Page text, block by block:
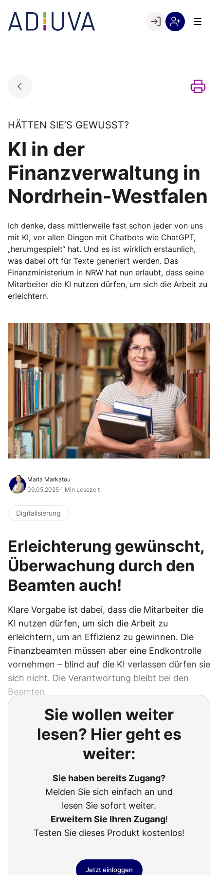
content
Go to landing page.
HÄTTEN SIE’S GEWUSST?
KI in der
Finanzverwaltung in
Nordrhein-Westfalen
Ich denke, dass mittlerweile fast schon jeder von uns
mit KI, vor allen Dingen mit Chatbots wie ChatGPT,
„herumgespielt“ hat. Und es ist wirklich erstaunlich,
was dabei oft für Texte generiert werden. Das
Finanzministerium in NRW hat nun erlaubt, dass seine
Mitarbeiter die KI nutzen dürfen, um sich die Arbeit zu
erleichtern.
Maria Markatou
09.05.2025·1 Min Lesezeit
Digitalisierung
Erleichterung gewünscht,
Überwachung durch den
Beamten auch!
Klare Vorgabe ist dabei, dass die Mitarbeiter die
KI nutzen dürfen, um sich die Arbeit zu
erleichtern, um an Effizienz zu gewinnen. Die
Finanzbeamten müssen aber eine Endkontrolle
vornehmen – blind auf die KI verlassen dürfen sie
sich nicht. Die Verantwortung bleibt bei den
Beamten.
Sie wollen weiter
lesen? Hier geht es
weiter:
Sie haben bereits Zugang?
Melden Sie sich einfach an und
lesen Sie sofort weiter.
Erweitern Sie Ihren Zugang!
Testen Sie dieses Produkt kostenlos!
Jetzt einloggen